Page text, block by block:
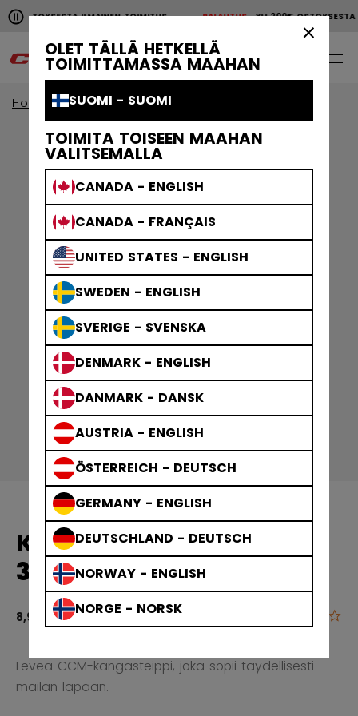
OLET TÄLLÄ HETKELLÄ
TOIMITTAMASSA MAAHAN
SUOMI - SUOMI
TOIMITA TOISEEN MAAHAN
VALITSEMALLA
CANADA - ENGLISH
CANADA - FRANÇAIS
UNITED STATES - ENGLISH
SWEDEN - ENGLISH
SVERIGE - SVENSKA
DENMARK - ENGLISH
DANMARK - DANSK
AUSTRIA - ENGLISH
ÖSTERREICH - DEUTSCH
GERMANY - ENGLISH
DEUTSCHLAND - DEUTSCH
NORWAY - ENGLISH
NORGE - NORSK
Pause the horizontal scroll animation.
OSTOKSESTA ILMAINEN TOIMITUSPALAUTUS YLI 200€
YLI 200€ OSTOKSESTA ILMAINEN TOIMITUS
Home Jääkiekkotarvikkeet
KANGASTEIPPI 25M X
36MM VALKOINEN
8,90 € 3,9 out of 5
Leveä CCM-kangasteippi, joka sopii täydellisesti
mailan lapaan.